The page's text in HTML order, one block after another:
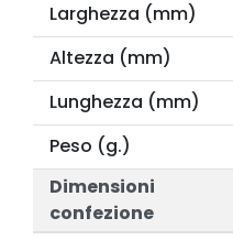
Larghezza (mm)
Altezza (mm)
Lunghezza (mm)
Peso (g.)
Dimensioni
confezione